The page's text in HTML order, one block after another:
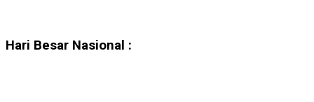
Hari Besar Nasional :